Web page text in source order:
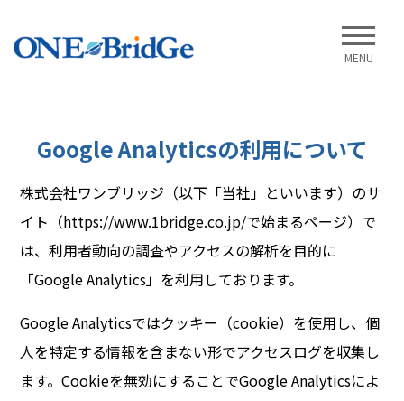
MENU
Google Analyticsの利用について
株式会社ワンブリッジ（以下「当社」といいます）のサ
イト（https://www.1bridge.co.jp/で始まるページ）で
は、利用者動向の調査やアクセスの解析を目的に
「Google Analytics」を利用しております。
Google Analyticsではクッキー（cookie）を使用し、個
人を特定する情報を含まない形でアクセスログを収集し
ます。Cookieを無効にすることでGoogle Analyticsによ